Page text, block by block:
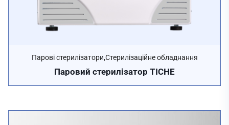
Парові стерилізатори,Стерилізаційне обладнання
Паровий стерилізатор TICHE